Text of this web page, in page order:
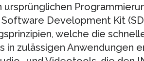
ursprünglichen
Software Development Kit
welche die
in zulässigen Anwendungen